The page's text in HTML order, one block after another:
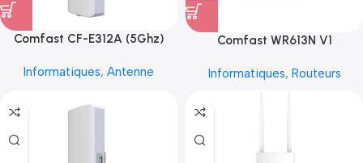
Comfast CF-E312A (5Ghz)
Informatiques, Antenne
Comfast WR613N V1
Informatiques, Routeurs